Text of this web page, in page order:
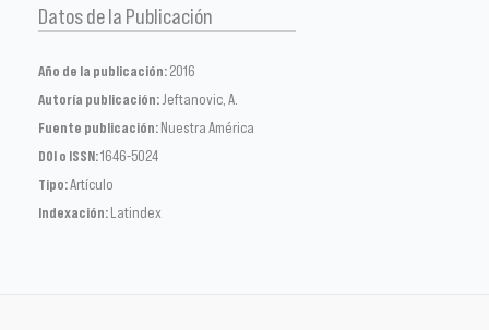
Datos de la Publicación
Año de la publicación:2016
Autoría publicación:Jeftanovic, A.
Fuente publicación:Nuestra América
DOI o ISSN:1646-5024
Tipo:Artículo
Indexación:Latindex